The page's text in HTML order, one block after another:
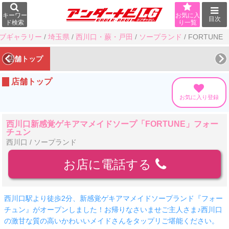
キーワー
ド検索
目次
お気に入
り一覧
ギャラリー / 埼玉県 / 西川口・蕨・戸田 / ソープランド / FORTUNE
店舗トップ
お気に入り登録
店舗トップ
西川口新感覚ゲキアマメイドソープ「FORTUNE」フォー
チュン
西川口 / ソープランド
お店に電話する
西川口駅より徒歩2分、新感覚ゲキアマメイドソープランド『フォー
チュン』がオープンしました！お帰りなさいませご主人さま♪西川口
の激甘な質の高いかわいいメイドさんをタップリご堪能ください。